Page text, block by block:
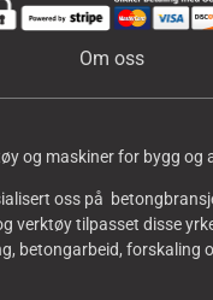
Om oss
og maskiner for bygg og
oss på
verktøy tilpasset disse
betongarbeid, forskaling